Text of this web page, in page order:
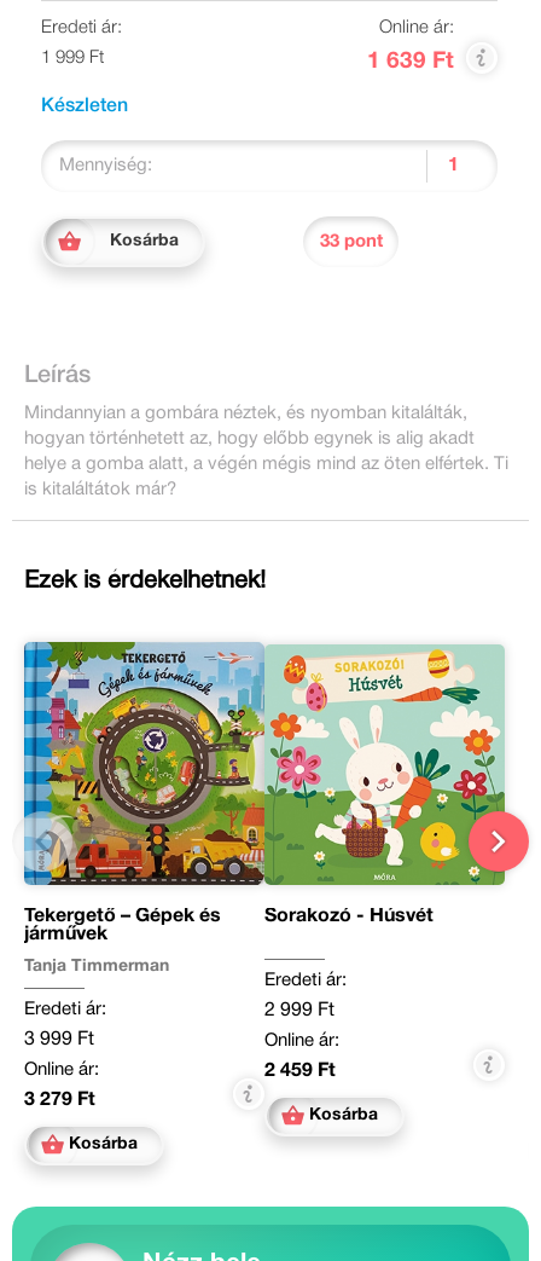
Eredeti ár:
1 999 Ft
Online ár:
1 639 Ft
Készleten
Mennyiség:
Kosárba 33 pont
Leírás
Mindannyian a gombára néztek, és nyomban kitalálták,
hogyan történhetett az, hogy előbb egynek is alig akadt
helye a gomba alatt, a végén mégis mind az öten elfértek. Ti
is kitaláltátok már?
Ezek is érdekelhetnek!
Tekergető – Gépek és
járművek
Tanja Timmerman
Eredeti ár:
3 999 Ft
Online ár:
3 279 Ft
Kosárba
Sorakozó - Húsvét
Eredeti ár:
2 999 Ft
Online ár:
2 459 Ft
Kosárba